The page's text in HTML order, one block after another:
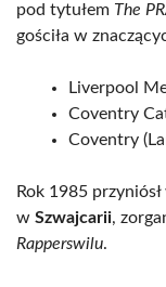
pod tytułem The
gościła w
Liverpool
Coventry
Coventry
Rok 1985
w Szwajcarii,
Rapperswilu.